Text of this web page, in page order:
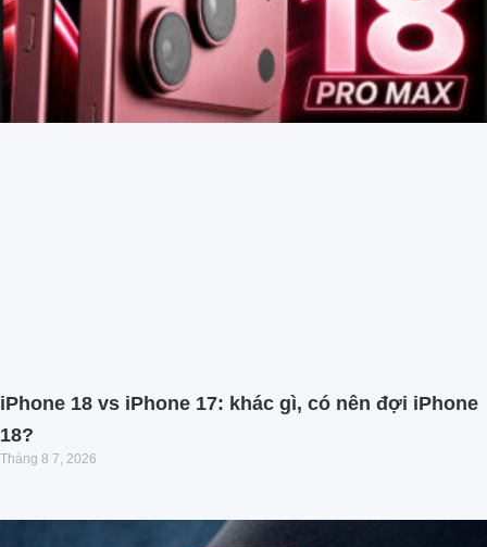
iPhone 18 vs iPhone 17: khác gì, có nên đợi iPhone
18?
Tháng 8 7, 2026